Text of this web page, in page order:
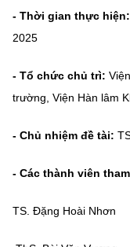
Sở hữu trí tuệ
Tiêu chuẩn, đo
Khoa học và
Chuyển đổi số
Bưu chính, Viễn
Sở hữu trí tuệ
Tiêu chuẩn, đo
Multimedia
- Thời gian thực hiện:
2025
- Tổ chức chủ trì:
trường, Viện Hàn lâm
- Chủ nhiệm đề tài:
- Các thành viên
TS. Đặng Hoài Nhơn